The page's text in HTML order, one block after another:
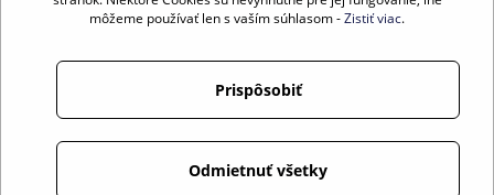
Príspevky: rok 2019 -
suma:10.000 €
môžeme používať len s vaším súhlasom -Zistiť viac.
Prispôsobiť
Odmietnuť všetky